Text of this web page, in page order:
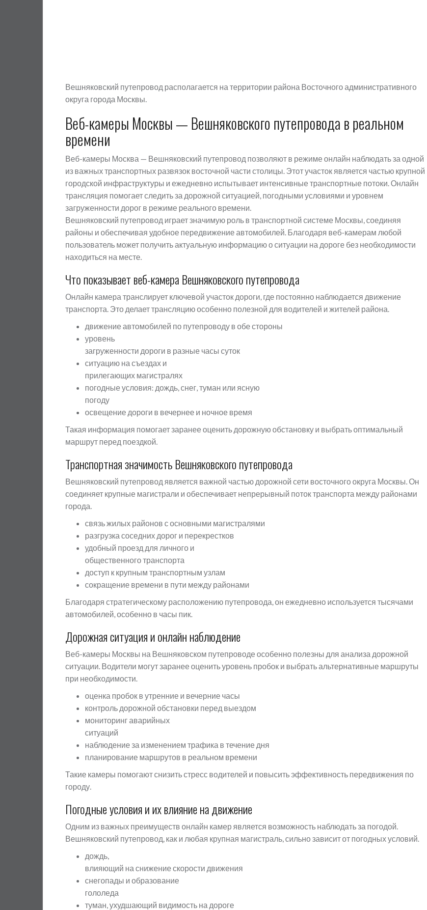
Вешняковский путепровод располагается на территории района Восточного административного
округа города Москвы.
Веб-камеры Москвы — Вешняковского путепровода в реальном
времени
Веб-камеры Москва — Вешняковский путепровод позволяют в режиме онлайн наблюдать за одной
из важных транспортных развязок восточной части столицы. Этот участок является частью крупной
городской инфраструктуры и ежедневно испытывает интенсивные транспортные потоки. Онлайн
трансляция помогает следить за дорожной ситуацией, погодными условиями и уровнем
загруженности дорог в режиме реального времени.
Вешняковский путепровод играет значимую роль в транспортной системе Москвы, соединяя
районы и обеспечивая удобное передвижение автомобилей. Благодаря веб-камерам любой
пользователь может получить актуальную информацию о ситуации на дороге без необходимости
находиться на месте.
Что показывает веб-камера Вешняковского путепровода
Онлайн камера транслирует ключевой участок дороги, где постоянно наблюдается движение
транспорта. Это делает трансляцию особенно полезной для водителей и жителей района.
движение автомобилей по путепроводу в обе стороны
уровень
загруженности дороги в разные часы суток
ситуацию на съездах и
прилегающих магистралях
погодные условия: дождь, снег, туман или ясную
погоду
освещение дороги в вечернее и ночное время
Такая информация помогает заранее оценить дорожную обстановку и выбрать оптимальный
маршрут перед поездкой.
Транспортная значимость Вешняковского путепровода
Вешняковский путепровод является важной частью дорожной сети восточного округа Москвы. Он
соединяет крупные магистрали и обеспечивает непрерывный поток транспорта между районами
города.
связь жилых районов с основными магистралями
разгрузка соседних дорог и перекрестков
удобный проезд для личного и
общественного транспорта
доступ к крупным транспортным узлам
сокращение времени в пути между районами
Благодаря стратегическому расположению путепровода, он ежедневно используется тысячами
автомобилей, особенно в часы пик.
Дорожная ситуация и онлайн наблюдение
Веб-камеры Москвы на Вешняковском путепроводе особенно полезны для анализа дорожной
ситуации. Водители могут заранее оценить уровень пробок и выбрать альтернативные маршруты
при необходимости.
оценка пробок в утренние и вечерние часы
контроль дорожной обстановки перед выездом
мониторинг аварийных
ситуаций
наблюдение за изменением трафика в течение дня
планирование маршрутов в реальном времени
Такие камеры помогают снизить стресс водителей и повысить эффективность передвижения по
городу.
Погодные условия и их влияние на движение
Одним из важных преимуществ онлайн камер является возможность наблюдать за погодой.
Вешняковский путепровод, как и любая крупная магистраль, сильно зависит от погодных условий.
дождь,
влияющий на снижение скорости движения
снегопады и образование
гололеда
туман, ухудшающий видимость на дороге